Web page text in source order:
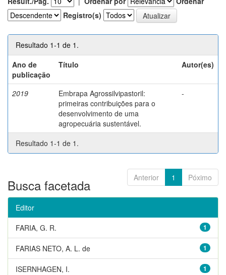
Registro(s)
Resultado 1-1 de 1.
Ano de
publicação
Título Autor(es)
2019
Embrapa Agrossilvipastoril:
primeiras contribuições para o
desenvolvimento de uma
agropecuária sustentável.
-
Resultado 1-1 de 1.
Anterior 1 Póximo
Busca facetada
Editor
1
FARIA, G. R.
1
FARIAS NETO, A. L. de
1
ISERNHAGEN, I.